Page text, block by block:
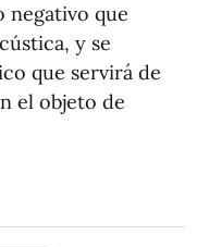
negativo que
y se
que servirá de
el objeto de